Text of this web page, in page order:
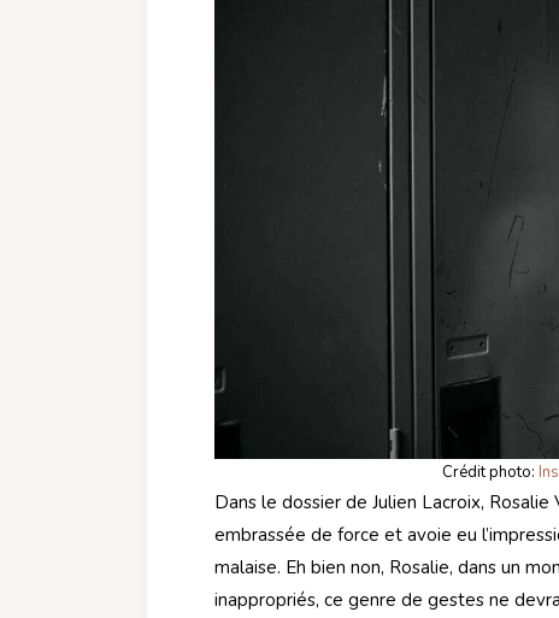
Crédit photo:
Dans le dossier de Julien Lacroix,
embrassée de force et avoie eu
malaise. Eh bien non, Rosalie, dans un
inappropriés, ce genre de gestes ne